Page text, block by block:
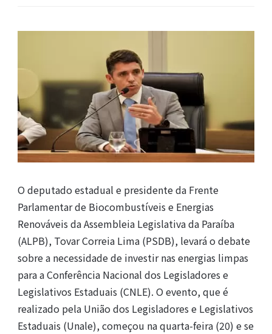
O deputado estadual e presidente da Frente
Parlamentar de Biocombustíveis e Energias
Renováveis da Assembleia Legislativa da Paraíba
(ALPB), Tovar Correia Lima (PSDB), levará o debate
sobre a necessidade de investir nas energias limpas
para a Conferência Nacional dos Legisladores e
Legislativos Estaduais (CNLE). O evento, que é
realizado pela União dos Legisladores e Legislativos
Estaduais (Unale), começou na quarta-feira (20) e se